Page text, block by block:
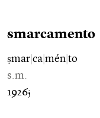
smarcamento
ṣmar ca mén to
s.m.
1926;